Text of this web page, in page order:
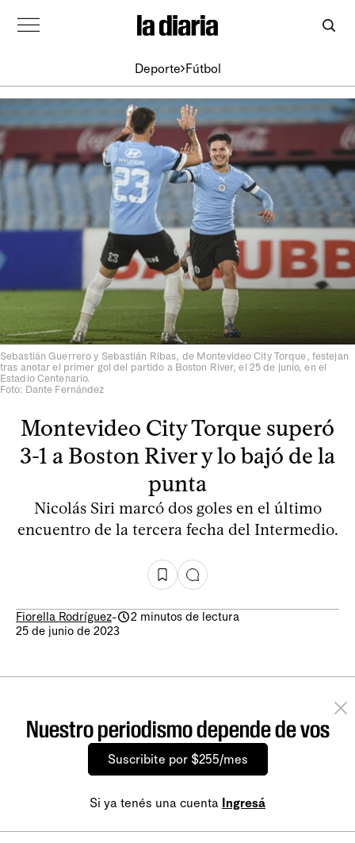
Deporte Fútbol
Sebastián Guerrero y Sebastián Ribas, de Montevideo City Torque, festejan
tras anotar el primer gol del partido a Boston River, el 25 de junio, en el
Estadio Centenario.
Foto: Dante Fernández
Montevideo City Torque superó
3-1 a Boston River y lo bajó de la
punta
Nicolás Siri marcó dos goles en el último
encuentro de la tercera fecha del Intermedio.
Fiorella Rodríguez-
2 minutos de lectura
25 de junio de 2023
Nuestro periodismo depende de vos
Suscribite por $255/mes
Si ya tenés una cuenta Ingresá